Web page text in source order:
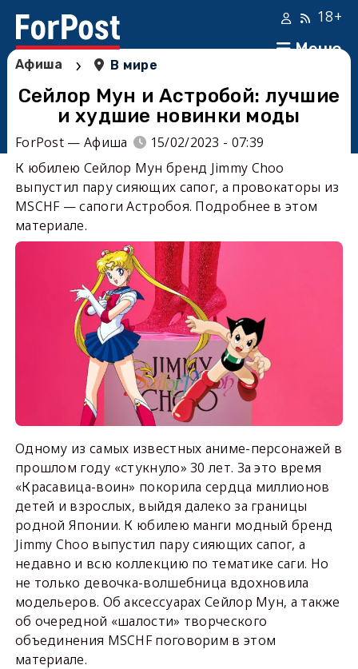
Меню
18+
Афиша › В мире
Сейлор Мун и Астробой: лучшие
и худшие новинки моды
ForPost — Афиша
15/02/2023 - 07:39
К юбилею Сейлор Мун бренд Jimmy Choo
выпустил пару сияющих сапог, а провокаторы из
MSCHF — сапоги Астробоя. Подробнее в этом
материале.
Одному из самых известных аниме-персонажей в
прошлом году «стукнуло» 30 лет. За это время
«Красавица-воин» покорила сердца миллионов
детей и взрослых, выйдя далеко за границы
родной Японии. К юбилею манги модный бренд
Jimmy Choo выпустил пару сияющих сапог, а
недавно и всю коллекцию по тематике саги. Но
не только девочка-волшебница вдохновила
модельеров. Об аксессуарах Сейлор Мун, а также
об очередной «шалости» творческого
объединения MSCHF поговорим в этом
материале.